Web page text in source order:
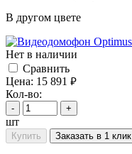
В другом цвете
Нет в наличии
Cравнить
Цена: 15 891 руб.
Кол-во:
- +
шт
Купить Заказать в 1 клик